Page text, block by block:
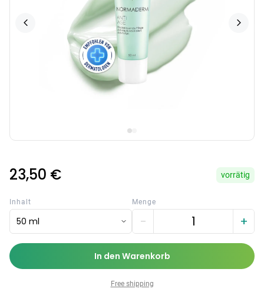
23,50 € vorrätig
Inhalt
50 ml
Menge
− +
In den Warenkorb
Free shipping